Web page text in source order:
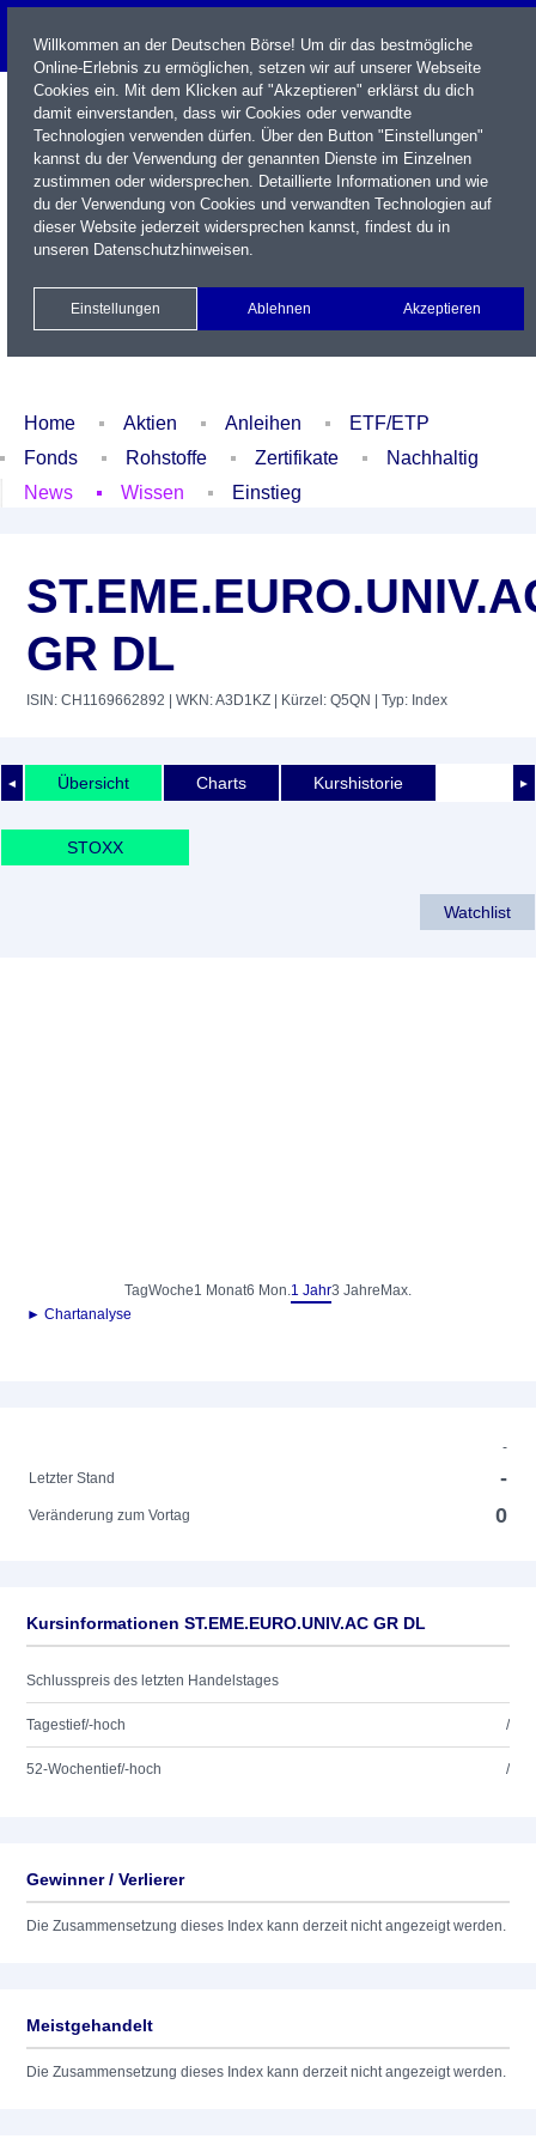
Name / WKN / ISIN / Kürzel
Newsletter Kontakt
Xetra Realtime
Watchlist Portfolio Login
Home Aktien Anleihen
ETF/ETP
Fonds
Rohstoffe Zertifikate
Nachhaltig
News
Wissen Einstieg
GR DL
ISIN: CH1169662892 | WKN: A3D1KZ | Kürzel: Q5QN | Typ: Index
◄ ►
Übersicht Charts Kurshistorie
STOXX
Watchlist
TagWoche1 Monat6 Mon.1 Jahr3 Jahre Max.
► Chartanalyse
-
Letzter Stand
-
Veränderung zum Vortag 0
Kursinformationen ST.EME.EURO.UNIV.AC GR DL
Schlusspreis des letzten Handelstages
Tagestief/-hoch /
52-Wochentief/-hoch /
Gewinner / Verlierer
Die Zusammensetzung dieses Index kann derzeit nicht angezeigt werden.
Meistgehandelt
Die Zusammensetzung dieses Index kann derzeit nicht angezeigt werden.
Willkommen an der Deutschen Börse! Um dir das bestmögliche
Online-Erlebnis zu ermöglichen, setzen wir auf unserer Webseite
Cookies ein. Mit dem Klicken auf "Akzeptieren" erklärst du dich
damit einverstanden, dass wir Cookies oder verwandte
Technologien verwenden dürfen. Über den Button "Einstellungen"
kannst du der Verwendung der genannten Dienste im Einzelnen
zustimmen oder widersprechen. Detaillierte Informationen und wie
du der Verwendung von Cookies und verwandten Technologien auf
dieser Website jederzeit widersprechen kannst, findest du in
unseren Datenschutzhinweisen.
Einstellungen Ablehnen Akzeptieren